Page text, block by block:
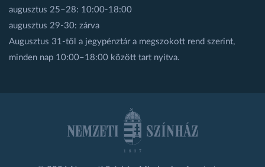
augusztus 25–28: 10:00-18:00
augusztus 29-30: zárva
Augusztus 31-től a jegypénztár a megszokott rend szerint,
minden nap 10:00–18:00 között tart nyitva.